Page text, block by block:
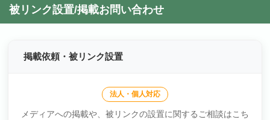
被リンク設置/掲載お問い合わせ
掲載依頼・被リンク設置
法人・個人対応
メディアへの掲載や、被リンクの設置に関するご相談はこち